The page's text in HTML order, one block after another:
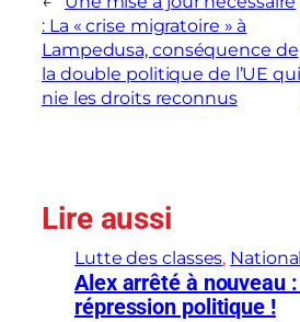
: La « crise migratoire » à
Lampedusa, conséquence de
la double politique de l’UE qui
nie les droits reconnus
Lire aussi
Lutte des classes, National
Alex arrêté à nouveau
répression politique !